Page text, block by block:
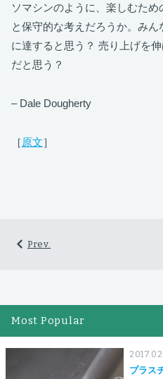
ソマシンのように、楽しむた
と保守的な考えだろうか。み
に達すると思う？ 売り上げを
だと思う？
– Dale Dougherty
［ 原文］
Prev.
Most Popular
プラス